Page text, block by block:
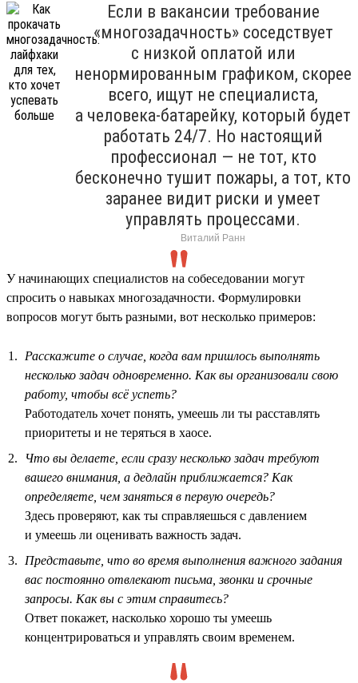
Если в вакансии требование
«многозадачность» соседствует
с низкой оплатой или
ненормированным графиком, скорее
всего, ищут не специалиста,
а человека-батарейку, который будет
работать 24/7. Но настоящий
профессионал — не тот, кто
бесконечно тушит пожары, а тот, кто
заранее видит риски и умеет
управлять процессами.
Виталий Ранн
У начинающих специалистов на собеседовании могут
спросить о навыках многозадачности. Формулировки
вопросов могут быть разными, вот несколько примеров:
Расскажите о случае, когда вам пришлось выполнять
несколько задач одновременно. Как вы организовали свою
работу, чтобы всё успеть?
Работодатель хочет понять, умеешь ли ты расставлять
приоритеты и не теряться в хаосе.
Что вы делаете, если сразу несколько задач требуют
вашего внимания, а дедлайн приближается? Как
определяете, чем заняться в первую очередь?
Здесь проверяют, как ты справляешься с давлением
и умеешь ли оценивать важность задач.
Представьте, что во время выполнения важного задания
вас постоянно отвлекают письма, звонки и срочные
запросы. Как вы с этим справитесь?
Ответ покажет, насколько хорошо ты умеешь
концентрироваться и управлять своим временем.